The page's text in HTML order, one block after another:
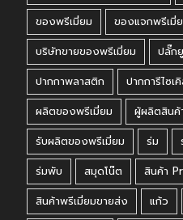
ของพรีเมี่ยม
ของแจกพรีเมี่
บริษัทขายของพรีเมี่ยม
ปลั๊ก
ปากกาพลาสติก
ปากการีไซเ
ผลิตของพรีเมี่ยม
ผู้ผลิตสินค้
รับผลิตของพรีเมี่ยม
ร่ม
ร่มพับ
สมุดโน๊ต สินค้า
สินค้าพรีเมี่ยมขายส่ง
แก้ว